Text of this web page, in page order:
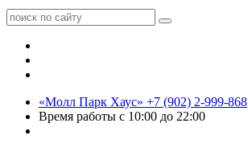
«Молл Парк Хаус» +7 (902) 2-999-868
Время работы с 10:00 до 22:00